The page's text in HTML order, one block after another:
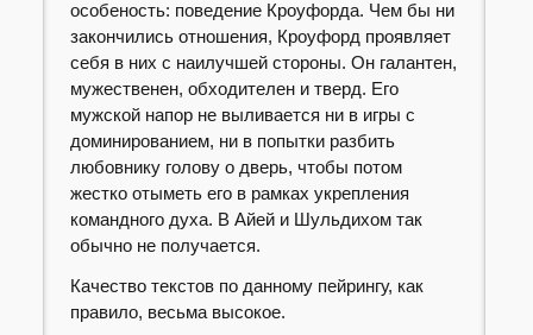
особеность: поведение Кроуфорда. Чем бы ни
закончились отношения, Кроуфорд проявляет
себя в них с наилучшей стороны. Он галантен,
мужественен, обходителен и тверд. Его
мужской напор не выливается ни в игры с
доминированием, ни в попытки разбить
любовнику голову о дверь, чтобы потом
жестко отыметь его в рамках укрепления
командного духа. В Айей и Шульдихом так
обычно не получается.
Качество текстов по данному пейрингу, как
правило, весьма высокое.